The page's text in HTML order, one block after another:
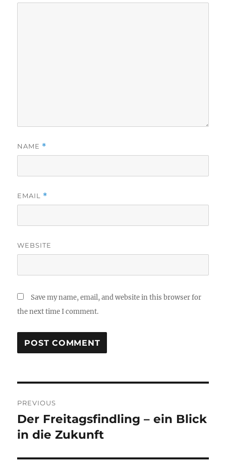
NAME *
EMAIL *
WEBSITE
Save my name, email, and website in this browser for
the next time I comment.
navigation
PREVIOUS
Previous
post:
Der Freitagsfindling – ein Blick
in die Zukunft